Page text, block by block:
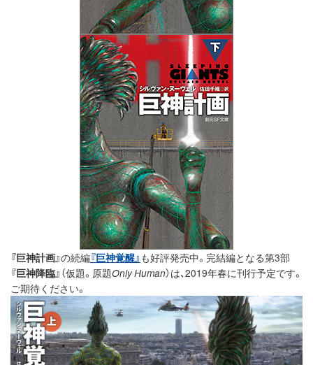
『巨神計画』の続編『巨神覚醒』 も好評発売中。完結編となる第3部
『巨神降臨』 （仮題。原題Only Human）は、2019年春に刊行予定です。
ご期待ください。